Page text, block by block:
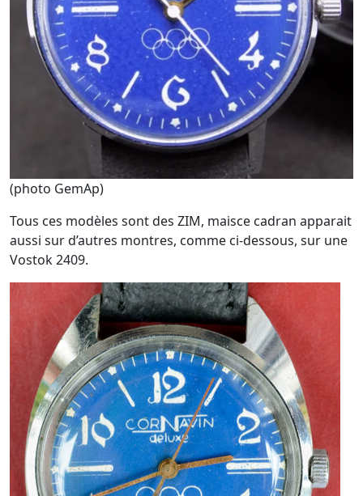
(photo GemAp)
Tous ces modèles sont des ZIM, maisce cadran apparait
aussi sur d’autres montres, comme ci-dessous, sur une
Vostok 2409.